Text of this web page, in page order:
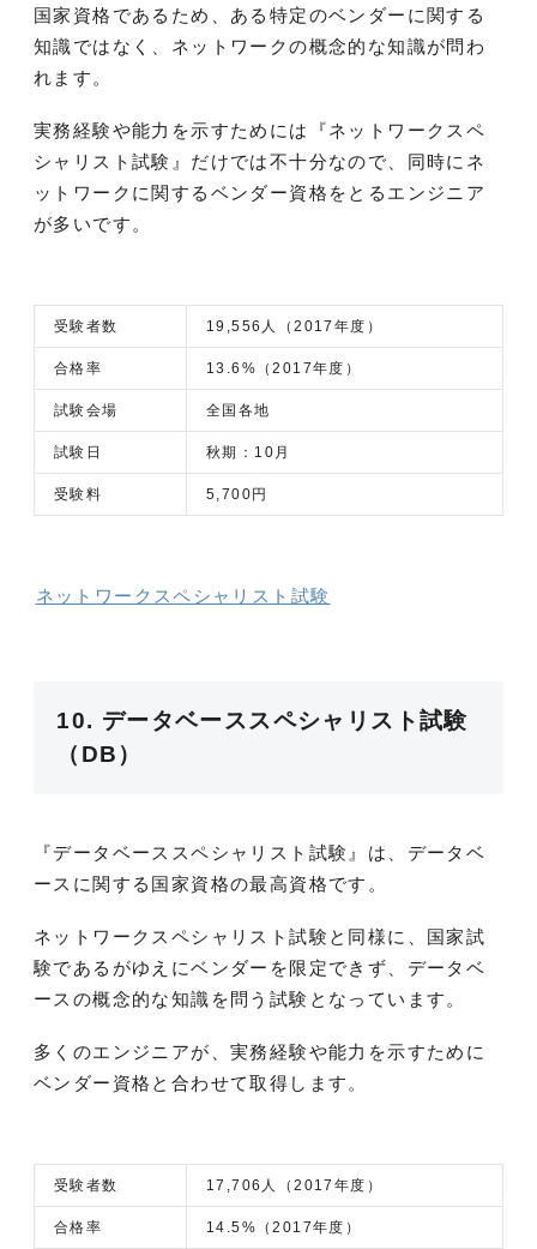
国家資格であるため、ある特定のベンダーに関する
知識ではなく、ネットワークの概念的な知識が問わ
れます。
実務経験や能力を示すためには『ネットワークスペ
シャリスト試験』だけでは不十分なので、同時にネ
ットワークに関するベンダー資格をとるエンジニア
が多いです。
受験者数 19,556人（2017年度）
合格率 13.6%（2017年度）
試験会場 全国各地
試験日 秋期：10月
受験料 5,700円
ネットワークスペシャリスト試験
10. データベーススペシャリスト試験
（DB）
『データベーススペシャリスト試験』は、データベ
ースに関する国家資格の最高資格です。
ネットワークスペシャリスト試験と同様に、国家試
験であるがゆえにベンダーを限定できず、データベ
ースの概念的な知識を問う試験となっています。
多くのエンジニアが、実務経験や能力を示すために
ベンダー資格と合わせて取得します。
受験者数 17,706人（2017年度）
合格率 14.5%（2017年度）